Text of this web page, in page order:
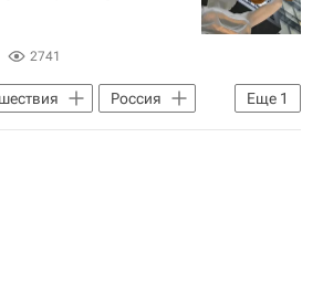
2741
Еще 1
Россия